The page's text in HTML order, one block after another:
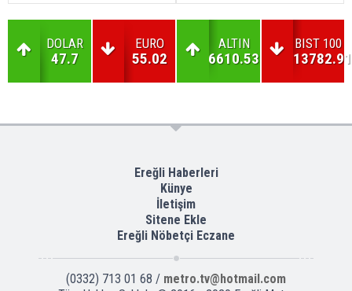
DOLAR
47.7
EURO
55.02
ALTIN
6610.53
BIST 100
13782.91
Ereğli Haberleri
Künye
İletişim
Sitene Ekle
Ereğli Nöbetçi Eczane
(0332) 713 01 68 / metro.tv@hotmail.com